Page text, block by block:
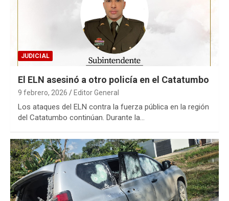
JUDICIAL
El ELN asesinó a otro policía en el Catatumbo
9 febrero, 2026 Editor General
Los ataques del ELN contra la fuerza pública en la región
del Catatumbo continúan. Durante la…